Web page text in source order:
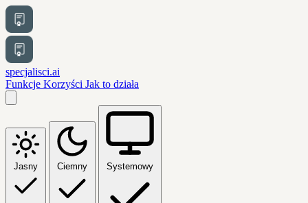
specjalisci.ai
Funkcje Korzyści Jak to działa
Jasny Ciemny Systemowy